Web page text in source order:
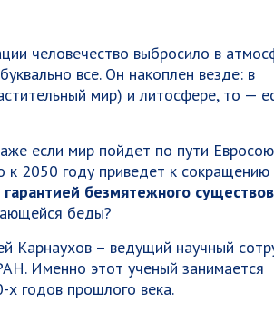
человечество выбросило в
все. Он накоплен везде: в
мир) и литосфере, то —
если мир пойдет по пути
к 2050 году приведет к сокращению
безмятежного
беды?
Карнаухов – ведущий научный
Именно этот ученый занимается
годов прошлого века.